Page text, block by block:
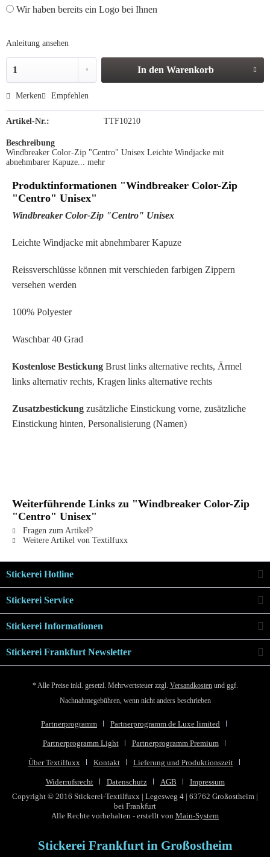
Wir haben bereits ein Logo bei Ihnen
Anleitung ansehen
In den Warenkorb
Merken Empfehlen
Artikel-Nr.: TTF10210
Beschreibung
Windbreaker Color-Zip "Centro" Unisex Leichte Windjacke mit
abnehmbarer Kapuze... mehr
Produktinformationen "Windbreaker Color-Zip
"Centro" Unisex"
Windbreaker Color-Zip "Centro" Unisex
Leichte Windjacke mit abnehmbarer Kapuze
Reissverschlüsse können mit verschieden farbigen Zippern
versehen werden
100% Polyester
Waschbar 40 Grad
Kostenlose Bestickung Brust links alternative rechts, Ärmel
links alternativ rechts, Kragen links alternative rechts
Zusatzbestickung zusätzliche Einstickung vorne, zusätzliche
Einstickung hinten, Personalisierung (Namen)
Weiterführende Links zu "Windbreaker Color-Zip
"Centro" Unisex"
Fragen zum Artikel?
Weitere Artikel von Textilfuxx
Stickerei Hotline
Stickerei Service
Stickerei Informationen
Stickerei Frankfurt Newsletter
* Alle Preise inkl. gesetzl. Mehrwertsteuer zzgl. Versandkostenund ggf.
Nachnahmegebühren, wenn nicht anders beschrieben
Partnerprogramm Partnerprogramm de Luxe limited
Partnerprogramm Light Partnerprogramm Premium
Über Textilfuxx Kontakt Lieferung und Produktionszeit
Widerrufsrecht Datenschutz AGB
Impressum
Copyright © 2016 Stickerei-Textilfuxx | Legesweg 4 | 63762 Großostheim |
bei Frankfurt
Alle Rechte vorbehalten - erstellt von Main-System
Stickerei Frankfurt in Großostheim